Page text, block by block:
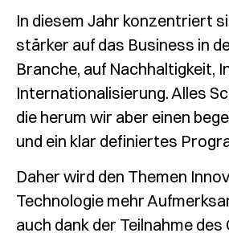
In diesem Jahr konzentriert
stärker auf das Business in
Branche, auf Nachhaltigkeit,
Internationalisierung. Alles
die herum wir aber einen
und ein klar definiertes
Daher wird den Themen
Technologie mehr
auch dank der Teilnahme des